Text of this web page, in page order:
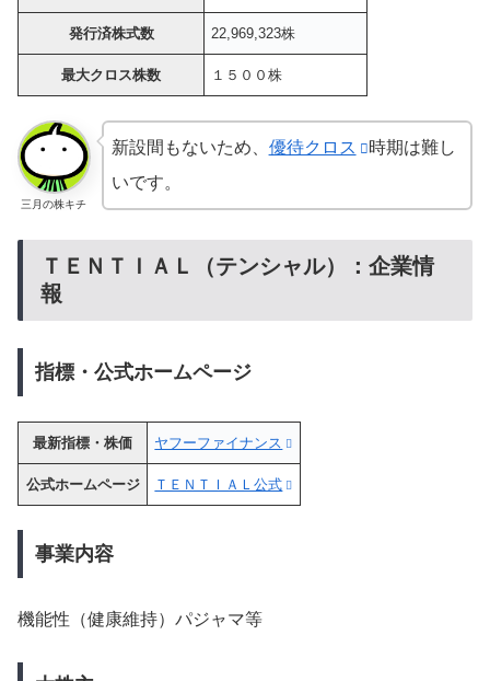
発行済株式数 22,969,323株
最大クロス株数 １５００株
三月の株キチ
新設間もないため、 優待クロス
時期は難し
いです。
ＴＥＮＴＩＡＬ（テンシャル）：企業情
報
指標・公式ホームページ
最新指標・株価 ヤフーファイナンス
公式ホームページ ＴＥＮＴＩＡＬ公式
事業内容
機能性（健康維持）パジャマ等